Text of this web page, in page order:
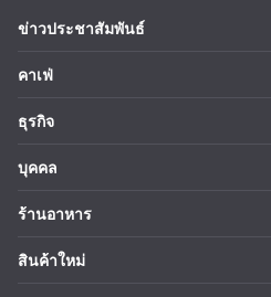
ข่าวประชาสัมพันธ์
คาเฟ่
ธุรกิจ
บุคคล
ร้านอาหาร
สินค้าใหม่